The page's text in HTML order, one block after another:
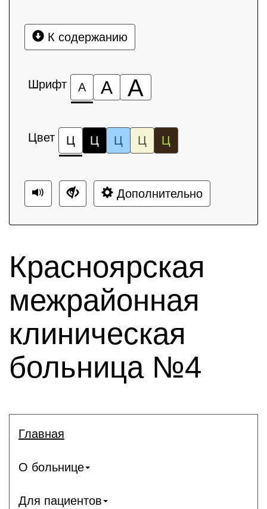
К содержанию
Шрифт А А А
Цвет Ц Ц Ц Ц Ц
Дополнительно
Красноярская
межрайонная
клиническая
больница №4
Главная
О больнице
Для пациентов